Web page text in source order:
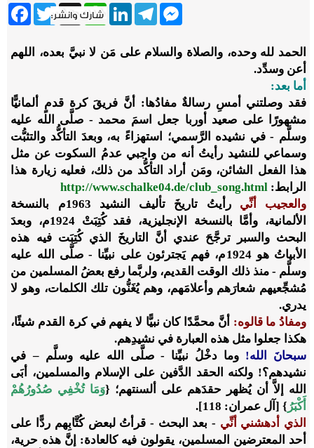
Twitter X
WhatsApp
LinkedInTelegram
Messenger
الحمد لله وحده، والصلاة والسلام على مَن لا نبيَّ بعده، اللهم
أعن وسدِّد.
أما بعد:
فقد وصلتني أمسِ رسالةٌ مفادُها: أنَّ فريقَ كرة قدمٍ ألمانيًّا
مشهورًا على صعيد أوربا جعل اسمَ محمد - صلَّى الله عليه
وسلَّم - في نشيده الرَّسمي؛ استهزاءً به، وبعدَ التأكُّد والتثبُّت
وسماعي للنشيد رأيتُ أنه من واجبي عدمُ السكوت عن مثل
هذا الفعل الشائن، ومَن أراد التأكُّد من ذلك، فعليه زيارة هذا
الرابط: http://www.schalke04.de/club_song.html
والعجيب أنِّي
رأيتُ تاريخَ تأليف النشيد 1963م بالنسخة
الألمانية، وأمَّا بالنسخة الإنجليزية، فقد كُتِبَتْ 1924م، وبعدَ
البحث والسبر ترجَّحَ عندي أنَّ التاريخَ الذي كُتِبَت فيه هذه
الأبياتُ هو 1924م، فهم يَجترئون على نبيِّنا - صلَّى الله عليه
وسلَّم - منذ ذلك الوقت القديم، ولربَّما رفع بعضُ المسلمين من
مُشجِّعيهم شعارَهم وأعلامَهم، وهم يُغَنُّون تلك الكلمات، وهو لا
يدري.
ومفادُ ما قالوه: أنَّ محمَّدًا كان نبيًّا لا يفهم في كرة القدم شيئًا،
هكذا جعلوا مثل هذه العبارة في نشيدِهم.
سبحانَ الله!وما دخْلُ نبيِّنا - صلَّى الله عليه وسلَّم – في
نشيدهم؟! ولكنه الحقد الدَّفين على الإسلام والمسلمين، أبَى
الله إلاَّ أن يُظهر حقدَهم على ألسنتهم؛ {وَمَا تُخْفِي صُدُورُهُمْ
أَكْبَرُ } [آل عمران: 118].
الذي أدهشني أنِّي - بعد البحث - قرأتُ لبعض كُتَّابِهم ردًّا على
أحد المعترضين المسلمين، يقولون فيه كالعادة: إنَّ هذه حرية،